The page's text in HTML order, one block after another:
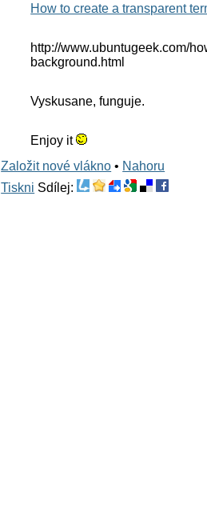
How to create a transparent
http://www.ubuntugeek.com/
background.html
Vyskusane, funguje.
Enjoy it
Založit nové vlákno • Nahoru
Tiskni Sdílej: